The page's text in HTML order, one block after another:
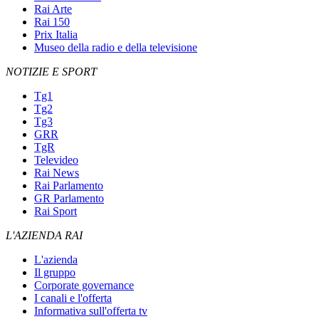
Rai Arte
Rai 150
Prix Italia
Museo della radio e della televisione
NOTIZIE E SPORT
Tg1
Tg2
Tg3
GRR
TgR
Televideo
Rai News
Rai Parlamento
GR Parlamento
Rai Sport
L'AZIENDA RAI
L'azienda
Il gruppo
Corporate governance
I canali e l'offerta
Informativa sull'offerta tv